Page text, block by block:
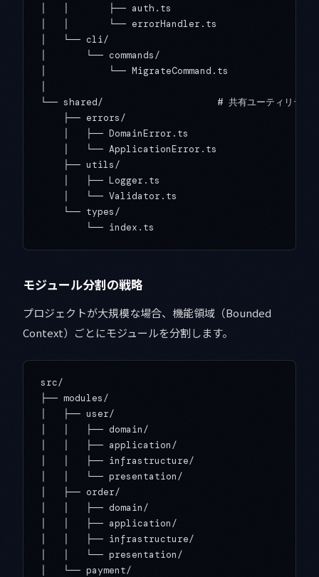
│   │       ├── auth.ts
│   │       └── errorHandler.ts
│   └── cli/
│       └── commands/
│           └── MigrateCommand.ts
└── shared/                    # 共有ユーティリティ
    ├── errors/
    │   ├── DomainError.ts
    │   └── ApplicationError.ts
    ├── utils/
    │   ├── Logger.ts
    │   └── Validator.ts
    └── types/
モジュール分割の戦略
プロジェクトが大規模な場合、機能領域（Bounded
Context）ごとにモジュールを分割します。
src/
├── modules/
│   ├── user/
│   │   ├── domain/
│   │   ├── application/
│   │   ├── infrastructure/
│   │   └── presentation/
│   ├── order/
│   │   ├── domain/
│   │   ├── application/
│   │   ├── infrastructure/
│   │   └── presentation/
│   └── payment/